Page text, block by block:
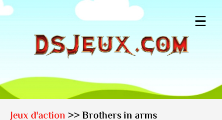
☰
Jeux d'action >> Brothers in arms